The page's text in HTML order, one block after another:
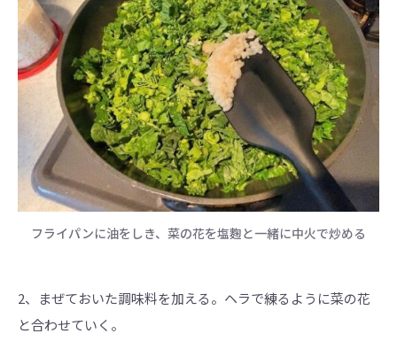
フライパンに油をしき、菜の花を塩麴と一緒に中火で炒める
2、まぜておいた調味料を加える。ヘラで練るように菜の花
と合わせていく。